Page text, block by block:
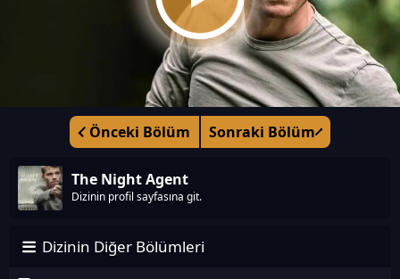
Önceki Bölüm Sonraki Bölüm
The Night Agent
Dizinin profil sayfasına git.
Dizinin Diğer Bölümleri